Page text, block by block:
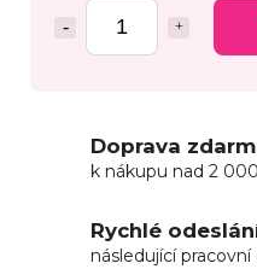
Doprava
k nákupu nad 2
Rychlé
následující